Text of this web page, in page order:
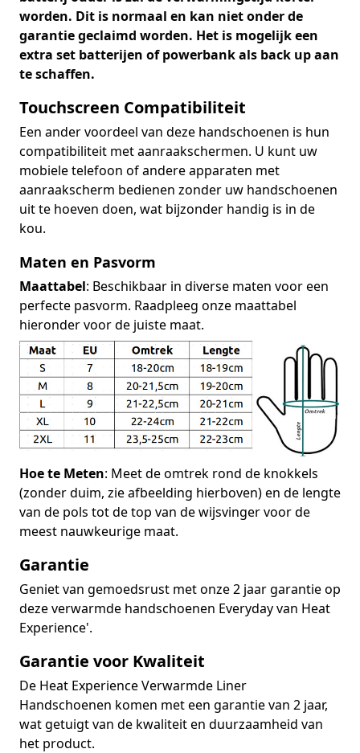
worden. Dit is normaal en kan niet onder de
garantie geclaimd worden. Het is mogelijk een
extra set batterijen of powerbank als back up aan
te schaffen.
Touchscreen Compatibiliteit
Een ander voordeel van deze handschoenen is hun
compatibiliteit met aanraakschermen. U kunt uw
mobiele telefoon of andere apparaten met
aanraakscherm bedienen zonder uw handschoenen
uit te hoeven doen, wat bijzonder handig is in de
kou.
Maten en Pasvorm
Maattabel: Beschikbaar in diverse maten voor een
perfecte pasvorm. Raadpleeg onze maattabel
hieronder voor de juiste maat.
Hoe te Meten: Meet de omtrek rond de knokkels
(zonder duim, zie afbeelding hierboven) en de lengte
van de pols tot de top van de wijsvinger voor de
meest nauwkeurige maat.
Garantie
Geniet van gemoedsrust met onze 2 jaar garantie op
deze verwarmde handschoenen Everyday van Heat
Experience'.
Garantie voor Kwaliteit
De Heat Experience Verwarmde Liner
Handschoenen komen met een garantie van 2 jaar,
wat getuigt van de kwaliteit en duurzaamheid van
het product.